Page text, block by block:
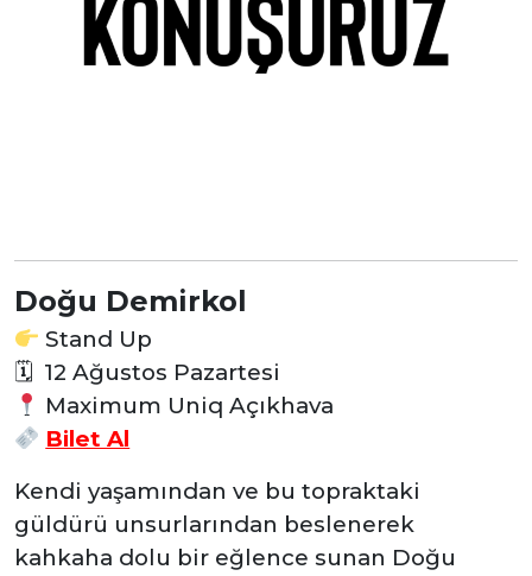
Doğu Demirkol
Stand Up
🗓 12 Ağustos Pazartesi
Maximum Uniq Açıkhava
Bilet Al
Kendi yaşamından ve bu topraktaki
güldürü unsurlarından beslenerek
kahkaha dolu bir eğlence sunan Doğu